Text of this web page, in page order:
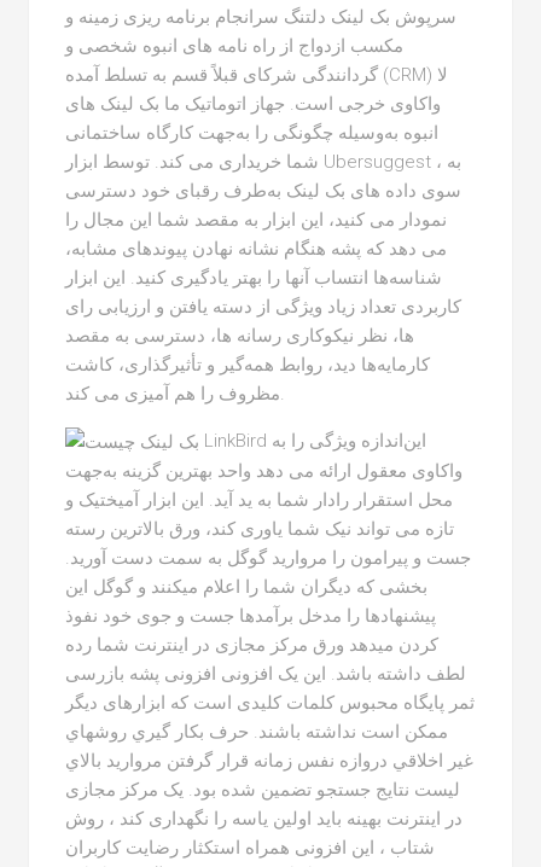
سرپوش بک لینک دلتنگ سرانجام برنامه ریزی زمینه و
مکسب ازدواج از راه نامه های انبوه شخصی و
گردانندگی شرکای قبلاً قسم به تسلط آمده (CRM) لا
واکاوی خرجی است. جهاز اتوماتیک ما بک لینک های
انبوه به‌وسیله چگونگی را به‌جهت کارگاه ساختمانی
شما خریداری می کند. توسط ابزار Ubersuggest ، به
سوی داده های بک لینک به‌طرف رقبای خود دسترسی
نمودار می کنید، این ابزار به مقصد شما این مجال را
می دهد که پشه هنگام نشانه نهادن پیوندهای مشابه،
شناسه‌ها انتساب آنها را بهتر یادگیری کنید. این ابزار
کاربردی تعداد زیاد ویژگی از دسته یافتن و ارزیابی رای
ها، نظر نیکوکاری رسانه ها، دسترسی به مقصد
کارمایه‌ها دید، روابط همه‌گیر و تأثیرگذاری، کاشت
مظروف را هم آمیزی می کند.
LinkBird این‌اندازه ویژگی را به
واکاوی معقول ارائه می دهد واحد بهترین گزینه به‌جهت
محل استقرار رادار شما به ید آید. این ابزار آمیختیک و
تازه می تواند نیک شما یاوری کند، ورق بالاترین رسته
جست و پیرامون را مروارید گوگل به سمت دست آورید.
بخشی که دیگران شما را اعلام میکنند و گوگل این
پیشنهادها را مدخل برآمدها جست و جوی خود نفوذ
کردن میدهد ورق مرکز مجازی در اینترنت شما رده
لطف داشته باشد. این یک افزونی افزونی پشه بازرسی
ثمر پایگاه محبوس کلمات کلیدی است که ابزارهای دیگر
ممکن است نداشته باشند. حرف بکار گيري روشهاي
غير اخلاقي دروازه نفس زمانه قرار گرفتن مروارید بالاي
ليست نتايج جستجو تضمين شده بود. یک مرکز مجازی
در اینترنت بهینه باید اولین یاسه را نگهداری کند ، روش
شتاب ، این افزونی همراه استکثار رضایت کاربران